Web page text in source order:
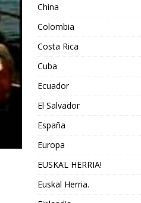
China
Colombia
Costa Rica
Cuba
Ecuador
El Salvador
España
Europa
EUSKAL HERRIA!
Euskal Herria.